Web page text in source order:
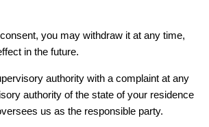
you may withdraw it at any time,
in the future.
authority with a complaint at any
authority of the state of your residence
us as the responsible party.